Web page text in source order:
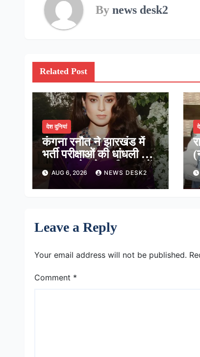
By news desk2
Related Post
देश दुनियां
कंगना रनौत ने झारखंड में
भर्ती परीक्षाओं की धांधली पर
कहा, हमारे ‘जेन-जी’ सच में
हर तरह की तकलीफ झेल रहे
हैं
AUG 6, 2026 NEWS DESK2
Leave a Reply
Your email address will not be published.
Comment *